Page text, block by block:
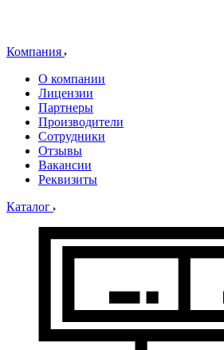
Компания
О компании
Лицензии
Партнеры
Производители
Сотрудники
Отзывы
Вакансии
Реквизиты
Каталог